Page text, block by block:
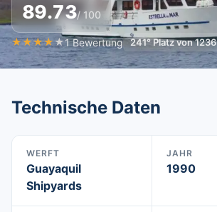
89.73/ 100
★★★★★1 Bewertung 241°Platz von1236
Technische Daten
WERFT
Guayaquil
Shipyards
JAHR
1990